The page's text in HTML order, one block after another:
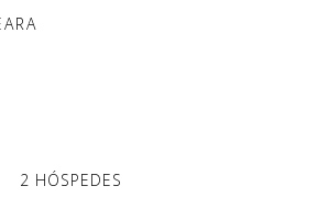
2 HÓSPEDES